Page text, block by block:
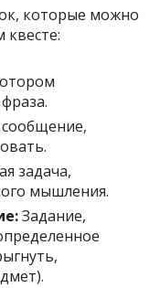
которые можно
задача,
мышления.
Задание,